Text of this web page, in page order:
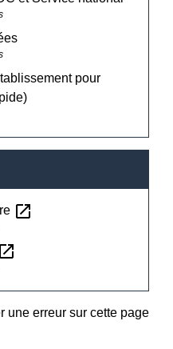
pour
open_in_new
open_in_new
une erreur sur cette page